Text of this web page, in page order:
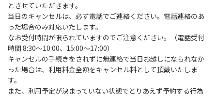
予約いただいた方のみで、連泊の方を除き、正午からです。
基本的に、テント1張りにつき1区画の予約をお願いします。
管理棟にてチェックインの手続きを行ってください。午後3
時前にお越しの方は、午後3時になりましたら管理棟にて手
続きを行ってください。午後5時過ぎにお越しの方は、翌朝
手続きを行ってください。
４、車両は、荷物の積み下ろし時以外は、駐車場にとめてく
ださい。
５、チェックアウトは、午前10時まで（日帰り使用の場合は
とさせていただきます。
当日のキャンセルは、必ず電話でご連絡ください。電話連絡のあ
った場合のみ対応いたします。
なお受付時間が限られていますのでご注意ください。（電話受付
時間 8:30～10:00、15:00～17:00）
キャンセルの手続きをされずに無連絡で当日お越しになられなか
った場合は、利用料金全額をキャンセル料として頂戴いたしま
す。
また、利用予定が決まっていない状態でとりあえず予約する行為